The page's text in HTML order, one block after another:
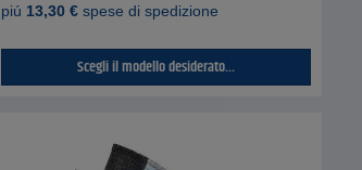
piú 13,30 € spese di spedizione
Scegli il modello desiderato...